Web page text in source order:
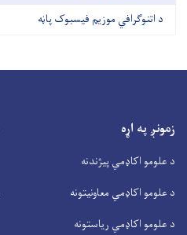
د اتنوګرافي موزیم فیسبوک پاڼه
زمونږ په اړه
د علومو اکاډمي پیژندنه
د علومو اکاډمي معاونیتونه
د علومو اکاډمي ریاستونه